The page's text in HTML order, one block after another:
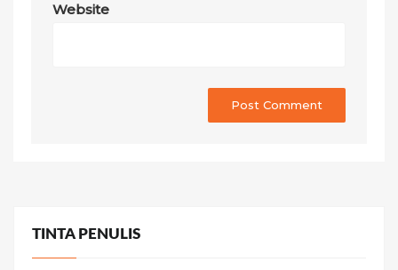
Website
TINTA PENULIS